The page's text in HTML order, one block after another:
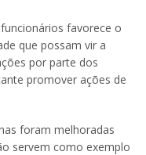
favorece o
que possam vir a
por parte dos
promover ações de
foram melhoradas
servem como exemplo